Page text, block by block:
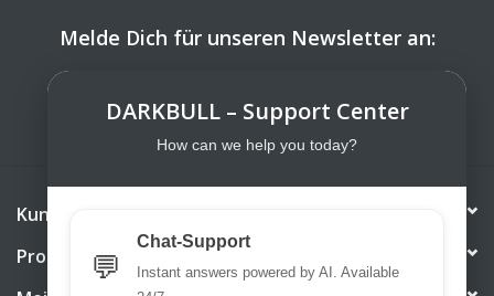
Melde Dich für unseren Newsletter an:
Kundendienst
Produkte
DARKBULL – Support Center
How can we help you today?
💬
Chat-Support
Instant answers powered by AI. Available